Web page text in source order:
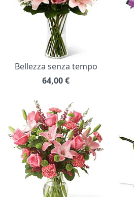
Bellezza senza tempo
64,00€